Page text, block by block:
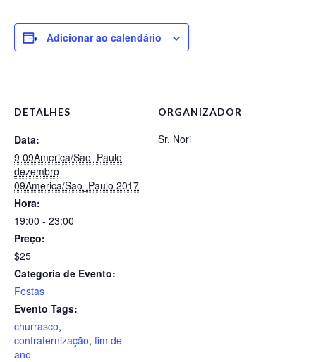
Adicionar ao calendário
DETALHES
Data:
9 09America/Sao_Paulo
dezembro
09America/Sao_Paulo 2017
Hora:
19:00 - 23:00
Preço:
$25
Categoria de Evento:
Festas
Evento Tags:
churrasco,
confraternização, fim de
ano
ORGANIZADOR
Sr. Nori